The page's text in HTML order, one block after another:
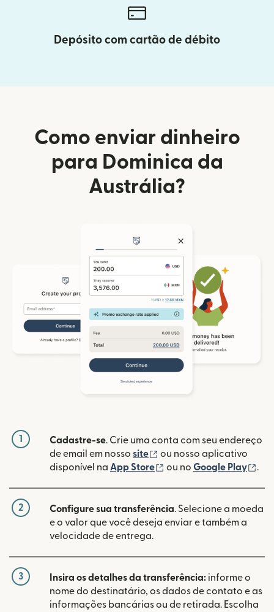
Depósito com cartão de débito
Como enviar dinheiro
para Dominica da
Austrália?
1 Cadastre-se. Crie uma conta com seu endereço
de email em nosso site (abre em uma nova
ou nosso aplicativo
disponível na App Store (abre em uma nova
ou no Google Play .
2 Configure sua transferência. Selecione a moeda
e o valor que você deseja enviar e também a
velocidade de entrega.
3 Insira os detalhes da transferência: informe o
nome do destinatário, os dados de contato e as
informações bancárias ou de retirada. Escolha